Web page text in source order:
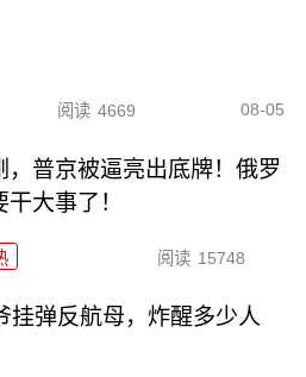
阅读 4669 08-05
，普京被逼亮出底牌！俄罗
干大事了！
阅读 15748
挂弹反航母，炸醒多少人